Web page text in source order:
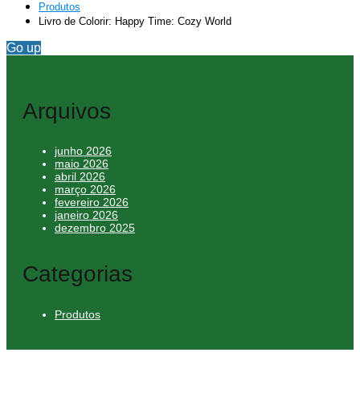
Produtos
Livro de Colorir: Happy Time: Cozy World
Go up
Arquivos
junho 2026
maio 2026
abril 2026
março 2026
fevereiro 2026
janeiro 2026
dezembro 2025
Categorias
Produtos